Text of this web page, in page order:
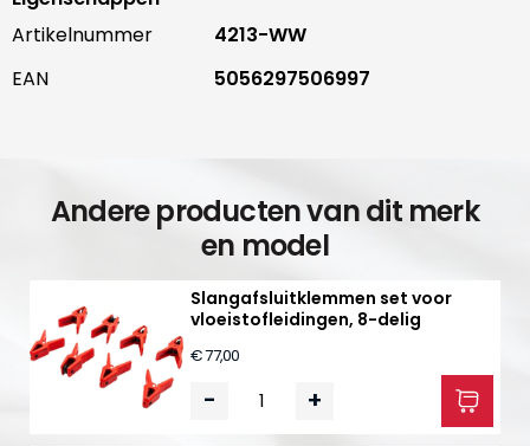
Artikelnummer
4213-WW
EAN
5056297506997
Andere producten van dit merk
en model
Slangafsluitklemmen set voor
vloeistofleidingen, 8-delig
€ 77,00
- +